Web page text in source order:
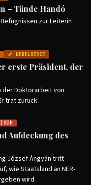
– Tünde Handó
zur Leiterin
🦴 NEBELKERZE
erste Präsident, der
der Doktorarbeit von
trat zurück.
Aufdeckung des
József Ángyán tritt
wie Staatsland an NER-
wird.